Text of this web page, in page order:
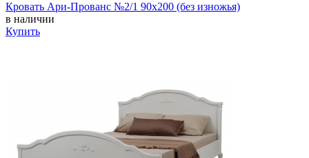
Кровать Ари-Прованс №2/1 90х200 (без изножья)
в наличии
Купить